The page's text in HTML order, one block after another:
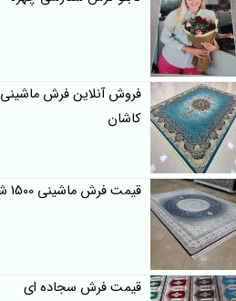
فروش آنلاین فرش ماشینی
کاشان
قیمت فرش ماشینی 1500 شانه
قیمت فرش سجاده ای